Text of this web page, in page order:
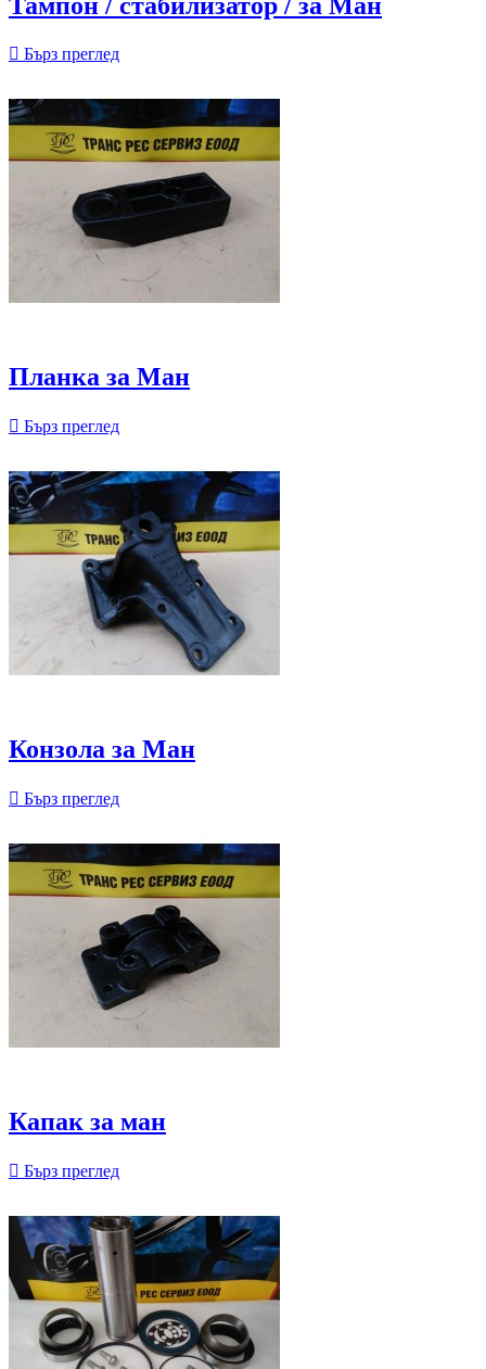
 Бърз преглед
Планка за Ман
 Бърз преглед
Конзола за Ман
 Бърз преглед
Капак за ман
 Бърз преглед